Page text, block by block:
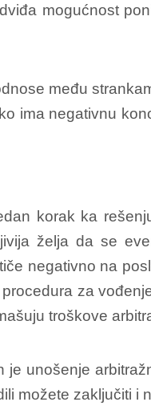
mogućnost
među
ima negativnu
korak ka
želja da se
negativno na
za
troškove
unošenje
možete zaključiti i